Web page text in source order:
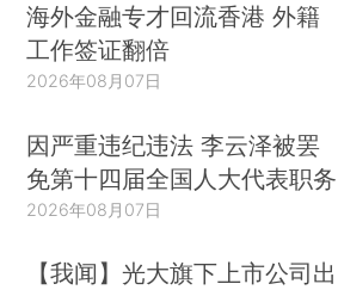
海外金融专才回流香港 外籍
工作签证翻倍
2026年08月07日
因严重违纪违法 李云泽被罢
免第十四届全国人大代表职务
2026年08月07日
【我闻】光大旗下上市公司出